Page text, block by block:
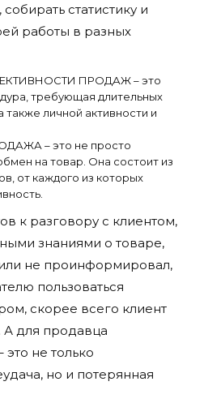
статистику и
работы в разных
ПРОДАЖ – это
требующая длительных
также личной активности и
– это не просто
на товар. Она состоит из
от каждого из которых
к разговору с клиентом,
знаниями о товаре,
не проинформировал,
пользоваться
скорее всего клиент
А для продавца
не только
но и потерянная